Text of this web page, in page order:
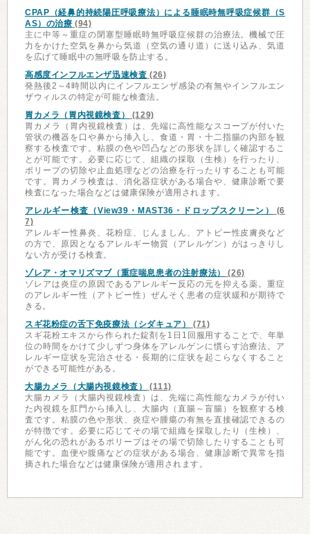
CPAP（経鼻的持続陽圧呼吸療法）による睡眠時無呼吸症候群（S
AS）の治療 (94)
主に中等～重症の閉塞型睡眠時無呼吸症候群の治療法。機械で圧
力をかけた空気を鼻から気道（空気の通り道）に送り込み、気道
を広げて睡眠中の無呼吸を防止する。
高感度インフルエンザ迅速検査 (26)
発熱後2～4時間以内にインフルエンザ感染の有無やインフルエン
ザウィルスの特定が可能な検査法。
胃カメラ（胃内視鏡検査）
(129)
胃カメラ（胃内視鏡検査）は、先端に高性能なスコープが付いた
管状の機器を口や鼻から挿入し、食道・胃・十二指腸の内部を観
察する検査です。粘膜の色や凹凸などの形状を詳しく確認するこ
とが可能です。必要に応じて、組織の採取（生検）を行ったり、
ポリープの切除や止血処理などの治療を行ったりすることも可能
です。胃カメラ検査は、消化器症状がある場合や、健康診断で要
検査になった場合などは健康保険が適用されます。
アレルギー検査（View39・MAST36・ドロップスクリーン）
(6
7)
アレルギー性鼻炎、花粉症、じんましん、アトピー性皮膚炎など
の方で、原因となるアレルギー物質（アレルゲン）がはっきりし
ない方が受ける検査。
ゾレア・オマリズマブ（重症喘息患者の注射療法）
(26)
ゾレアは炎症の原因であるアレルギー反応の元を抑える薬。重症
のアレルギー性（アトピー性）ぜんそく患者の症状緩和が期待で
きる。
スギ花粉症の舌下免疫療法（シダキュア）
(71)
スギ花粉エキスから作られた錠剤を1日1回服用することで、年単
位の時間をかけて少しずつ身体をアレルゲンに慣らす治療法。ア
レルギー症状を完治させる・長期的に症状を起こらなくすること
ができる可能性がある。
大腸カメラ（大腸内視鏡検査）
(111)
大腸カメラ（大腸内視鏡検査）は、先端に高性能なカメラが付い
た内視鏡を肛門から挿入し、大腸内（直腸～盲腸）を観察する検
査です。粘膜の色や形状、炎症や腫瘍の有無を直接確認できるの
が特徴です。必要に応じてその場で組織を採取したり（生検）、
がん化の恐れがあるポリープはその場で切除したりすることも可
能です。血便や腹痛などの症状がある場合、健康診断で異常を指
摘された場合などは健康保険が適用されます。